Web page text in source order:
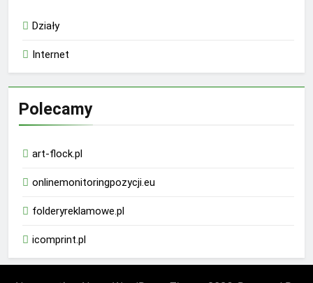
Działy
Internet
Polecamy
art-flock.pl
onlinemonitoringpozycji.eu
folderyreklamowe.pl
icomprint.pl